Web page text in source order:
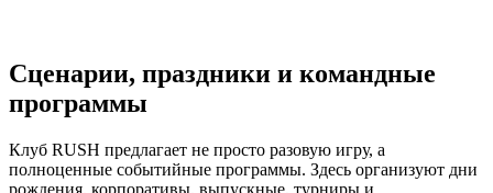
Сценарии, праздники и командные
программы
Клуб RUSH предлагает не просто разовую игру, а
полноценные событийные программы. Здесь организуют дни
рождения, корпоративы, выпускные, турниры и